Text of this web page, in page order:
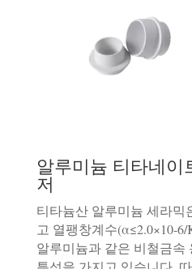
2. 알루미늄 티타네
저
티타늄산 알루미늄 세라
고 열팽창계수(α≤2.0×10-
알루미늄과 같은 비철금속